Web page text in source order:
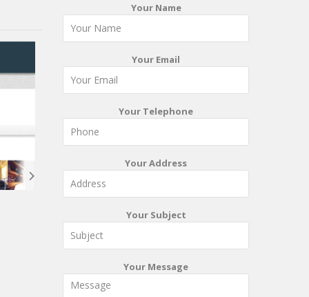
Your Name
Your Email
Your Telephone
Your Address
Your Subject
Your Message